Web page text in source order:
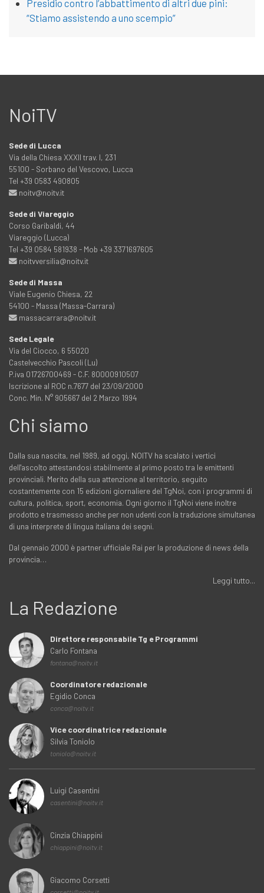
Presidio contro l’abbattimento di altri due pini:
“Stiamo assistendo a uno scempio”
NoiTV
Sede di Lucca
Via della Chiesa XXXII trav. I, 231
55100 - Sorbano del Vescovo, Lucca
Tel +39 0583 490805
noitv@noitv.it
Sede di Viareggio
Corso Garibaldi, 44
Viareggio (Lucca)
Tel +39 0584 581938 - Mob +39 3371697605
noitvversilia@noitv.it
Sede di Massa
Viale Eugenio Chiesa, 22
54100 - Massa (Massa-Carrara)
massacarrara@noitv.it
Sede Legale
Via del Ciocco, 6 55020
Castelvecchio Pascoli (Lu)
P.iva 01726700469 - C.F. 80000910507
Iscrizione al ROC n.7677 del 23/09/2000
Conc. Min. N° 905667 del 2 Marzo 1994
Chi siamo
Dalla sua nascita, nel 1989, ad oggi, NOITV ha scalato i vertici
dell'ascolto attestandosi stabilmente al primo posto tra le emittenti
provinciali. Merito della sua attenzione al territorio, seguito
costantemente con 15 edizioni giornaliere del TgNoi, con i programmi di
cultura, politica, sport, economia. Ogni giorno il TgNoi viene inoltre
prodotto e trasmesso anche per non udenti con la traduzione simultanea
di una interprete di lingua italiana dei segni.
Dal gennaio 2000 è partner ufficiale Rai per la produzione di news della
provincia…
Leggi tutto...
La Redazione
Direttore responsabile Tg e Programmi
Carlo Fontana
fontana@noitv.it
Coordinatore redazionale
Egidio Conca
conca@noitv.it
Vice coordinatrice redazionale
Silvia Toniolo
toniolo@noitv.it
Luigi Casentini
casentini@noitv.it
Cinzia Chiappini
chiappini@noitv.it
Giacomo Corsetti